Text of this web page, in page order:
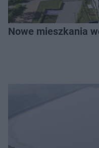
Nowe mieszkania